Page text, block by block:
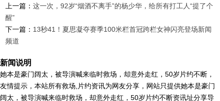
上一篇：这一次，92岁“烟酒不离手”的杨少华，给所有打工人“提了个
醒”
下一篇： 13秒41！夏思凝夺赛季100米栏首冠跨栏女神闪亮登场新闻
频道
新闻说明
她本是豪门阔太，被导演喊来临时救场，却意外走红，50岁片约不断，
友情提示，本站所有救场,片约资讯为网友分享，网站只提供她本是豪门
阔太，被导演喊来临时救场，却意外走红，50岁片约不断资讯址分享导